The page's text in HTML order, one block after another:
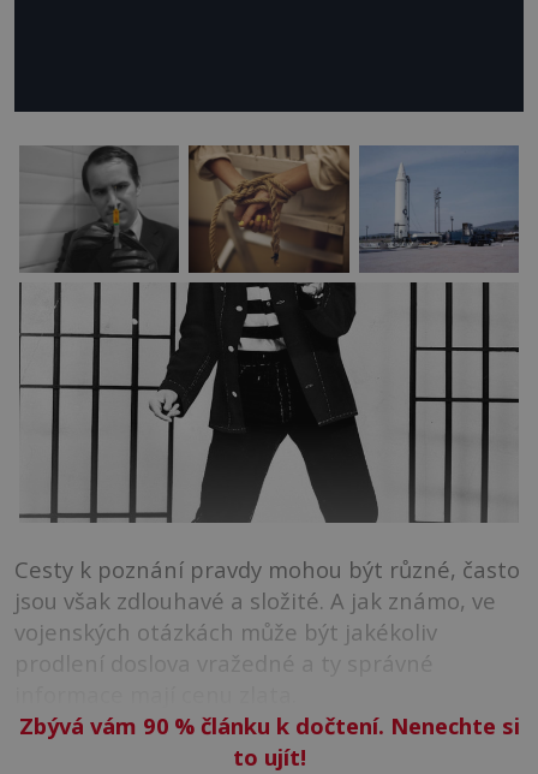
Cesty k poznání pravdy mohou být různé, často
jsou však zdlouhavé a složité. A jak známo, ve
vojenských otázkách může být jakékoliv
prodlení doslova vražedné a ty správné
Zbývá vám 90 %článku k dočtení. Nenechte si
to ujít!